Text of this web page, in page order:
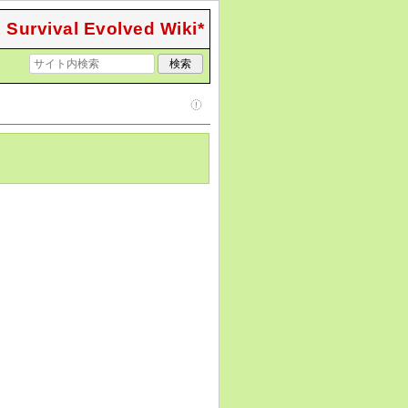
Survival Evolved Wiki*